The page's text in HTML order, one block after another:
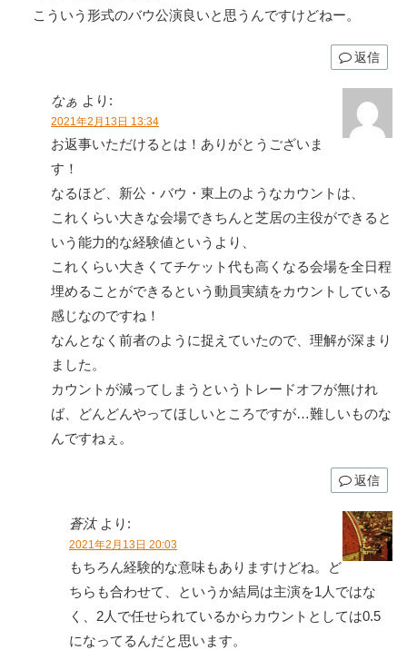
こういう形式のバウ公演良いと思うんですけどねー。
返信
なぁ より:
2021年2月13日 13:34
お返事いただけるとは！ありがとうございま
す！
なるほど、新公・バウ・東上のようなカウントは、
これくらい大きな会場できちんと芝居の主役ができると
いう能力的な経験値というより、
これくらい大きくてチケット代も高くなる会場を全日程
埋めることができるという動員実績をカウントしている
感じなのですね！
なんとなく前者のように捉えていたので、理解が深まり
ました。
カウントが減ってしまうというトレードオフが無けれ
ば、どんどんやってほしいところですが…難しいものな
んですねぇ。
返信
蒼汰 より:
2021年2月13日 20:03
もちろん経験的な意味もありますけどね。ど
ちらも合わせて、というか結局は主演を1人ではな
く、2人で任せられているからカウントとしては0.5
になってるんだと思います。